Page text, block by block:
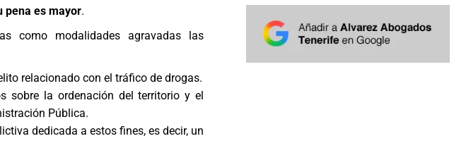
pena es mayor.
como modalidades agravadas las
relacionado con el tráfico de drogas.
sobre la ordenación del territorio y el
Pública.
dedicada a estos fines, es decir, un